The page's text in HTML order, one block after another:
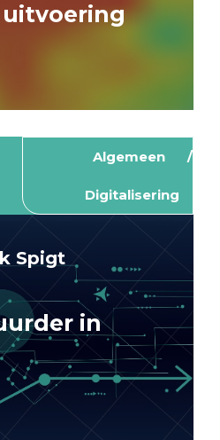
Algemeen
Digitalisering
Spigt
in